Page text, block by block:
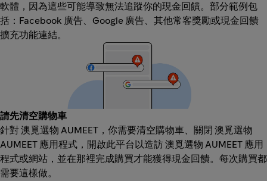
軟體，因為這些可能導致無法追蹤你的現金回饋。部分範例包
括：Facebook 廣告、Google 廣告、其他常客獎勵或現金回饋
擴充功能連結。
請先清空購物車
針對 澳覓選物 AUMEET，你需要清空購物車、關閉 澳覓選物
AUMEET 應用程式，開啟此平台以造訪 澳覓選物 AUMEET 應用
程式或網站，並在那裡完成購買才能獲得現金回饋。每次購買都
需要這樣做。